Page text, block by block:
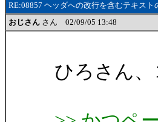
RE:08857 ヘッダへの改行を含むテキスト
おじさん さん 02/09/05 13:48
ひろさん